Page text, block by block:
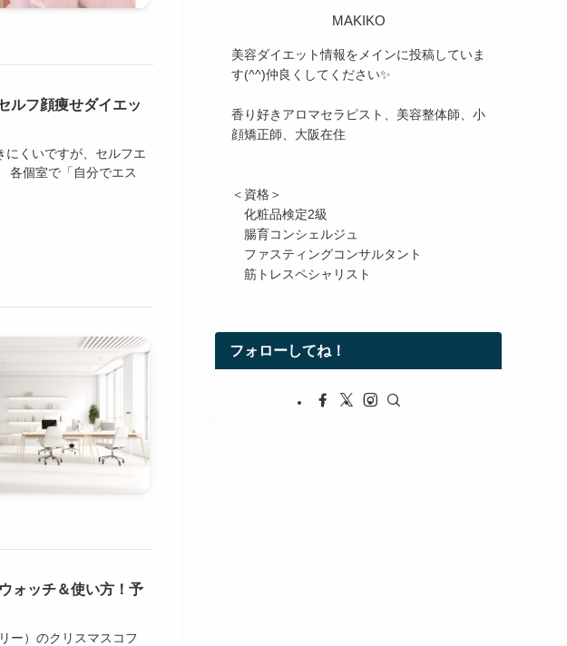
ルフ顔痩せダイエッ
にくいですが、セルフエ
各個室で「自分でエス
ォッチ＆使い方！予
ー）のクリスマスコフ
MAKIKO
美容ダイエット情報をメインに投稿していま
す(^^)仲良くしてください✨
香り好きアロマセラピスト、美容整体師、小
顔矯正師、大阪在住
＜資格＞
化粧品検定2級
腸育コンシェルジュ
ファスティングコンサルタント
筋トレスペシャリスト
フォローしてね！